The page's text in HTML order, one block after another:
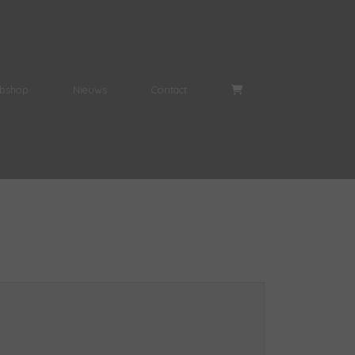
Nieuws Contact